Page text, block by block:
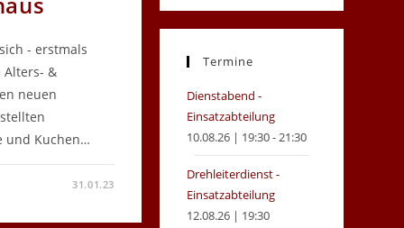
- erstmals
Alters- &
neuen
und Kuchen…
31.01.23
in
new
in
new
Termine
Dienstabend -
Einsatzabteilung
10.08.26 | 19:30 - 21:30
Drehleiterdienst -
Einsatzabteilung
12.08.26 | 19:30